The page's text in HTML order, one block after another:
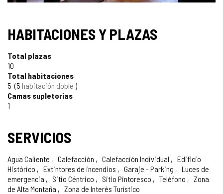
SELLO
TURISMO
DE
CONFIANZA
HABITACIONES Y PLAZAS
Total plazas
10
Total habitaciones
5 5 habitación doble
Camas supletorias
1
SERVICIOS
Agua Caliente Calefacción Calefacción Individual
Edificio
Histórico
Extintores de incendios Garaje - Parking
Luces de
emergencia
Sitio Céntrico Sitio Pintoresco Teléfono
Zona
de Alta Montaña
Zona de Interés Turístico